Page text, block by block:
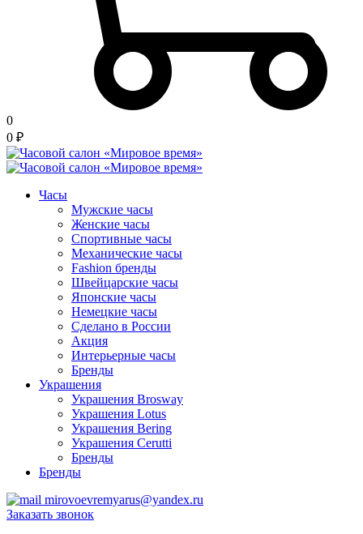
0
0 ₽
Часы
Мужские часы
Женские часы
Спортивные часы
Механические часы
Fashion бренды
Швейцарские часы
Японские часы
Немецкие часы
Сделано в России
Акция
Интерьерные часы
Бренды
Украшения
Украшения Brosway
Украшения Lotus
Украшения Bering
Украшения Cerutti
Бренды
Бренды
mirovoevremyarus@yandex.ru
Заказать звонок